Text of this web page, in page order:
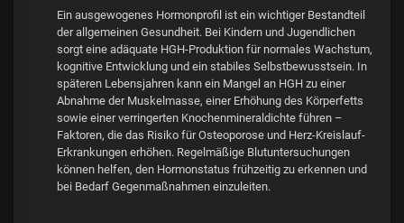
Ein ausgewogenes Hormonprofil ist ein wichtiger Bestandteil
der allgemeinen Gesundheit. Bei Kindern und Jugendlichen
sorgt eine adäquate HGH-Produktion für normales Wachstum,
kognitive Entwicklung und ein stabiles Selbstbewusstsein. In
späteren Lebensjahren kann ein Mangel an HGH zu einer
Abnahme der Muskelmasse, einer Erhöhung des Körperfetts
sowie einer verringerten Knochenmineraldichte führen –
Faktoren, die das Risiko für Osteoporose und Herz-Kreislauf-
Erkrankungen erhöhen. Regelmäßige Blutuntersuchungen
können helfen, den Hormonstatus frühzeitig zu erkennen und
bei Bedarf Gegenmaßnahmen einzuleiten.